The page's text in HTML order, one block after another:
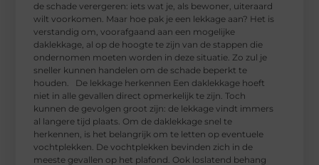
de schade verergeren: iets wat je, als bewoner, uiteraard
wilt voorkomen. Maar hoe pak je een lekkage aan? Het is
verstandig om, voorafgaand aan een mogelijke
daklekkage, al op de hoogte te zijn van de stappen die
ondernomen moeten worden in deze situatie. Zo zul je
sneller kunnen handelen om de schade beperkt te
houden. De lekkage herkennen Een daklekkage hoeft
niet in alle gevallen direct opmerkelijk te zijn. Toch
kunnen de gevolgen groot zijn: de lekkage vindt immers
al langere tijd plaats. Om de daklekkage snel te
herkennen, is het belangrijk om te letten op eventuele
vochtplekken. De vochtplekken bevinden zich in de
meeste gevallen op het plafond. Ook loslatend behang